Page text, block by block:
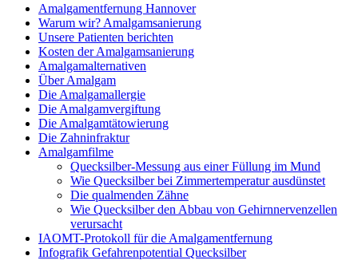
Amalgamentfernung Hannover
Warum wir? Amalgamsanierung
Unsere Patienten berichten
Kosten der Amalgamsanierung
Amalgamalternativen
Über Amalgam
Die Amalgamallergie
Die Amalgamvergiftung
Die Amalgamtätowierung
Die Zahninfraktur
Amalgamfilme
Quecksilber-Messung aus einer Füllung im Mund
Wie Quecksilber bei Zimmertemperatur ausdünstet
Die qualmenden Zähne
Wie Quecksilber den Abbau von Gehirnnervenzellen
verursacht
IAOMT-Protokoll für die Amalgamentfernung
Infografik Gefahrenpotential Quecksilber